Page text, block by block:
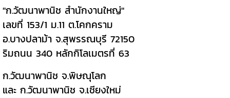
"ก.วัฒนาพานิช สำนักงานใหญ่"
เลขที่ 153/1 ม.11 ต.โคกคราม
อ.บางปลาม้า จ.สุพรรณบุรี 72150
ริมถนน 340 หลักกิโลเมตรที่ 63
ก.วัฒนาพานิช จ.พิษณุโลก
และ ก.วัฒนาพานิช จ.เชียงใหม่